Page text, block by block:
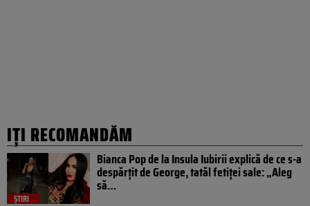
IȚI RECOMANDĂM
ȘTIRI
Bianca Pop de la Insula Iubirii explică de ce s-a
despărțit de George, tatăl fetiței sale: „Aleg
să…